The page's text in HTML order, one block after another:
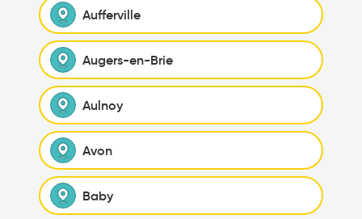
Aufferville
Augers-en-Brie
Aulnoy
Avon
Baby